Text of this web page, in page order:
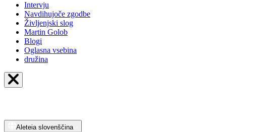
Intervju
Navdihujoče zgodbe
Življenjski slog
Martin Golob
Blogi
Oglasna vsebina
družina
Aleteia slovenščina